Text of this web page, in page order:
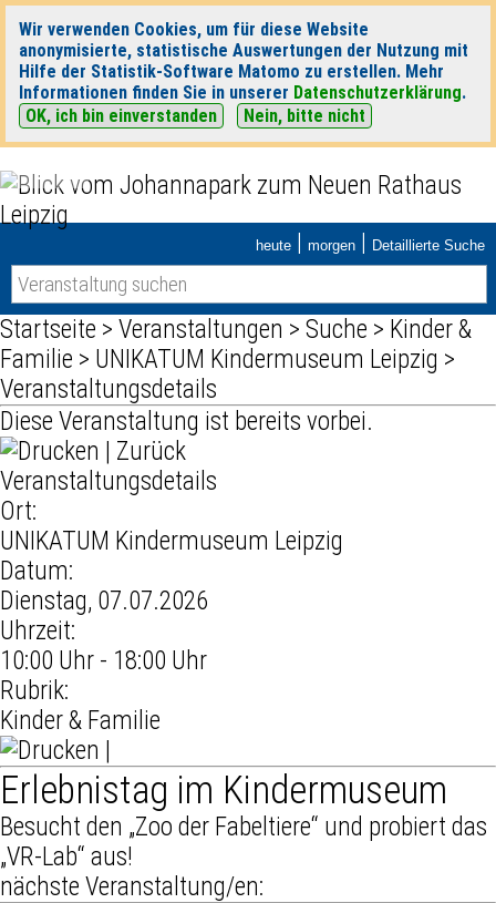
Wir verwenden Cookies, um für diese Website
anonymisierte, statistische Auswertungen der Nutzung mit
Hilfe der Statistik-Software Matomo zu erstellen. Mehr
Informationen finden Sie in unserer Datenschutzerklärung.
OK, ich bin einverstanden
Nein, bitte nicht
heute | morgen | Detaillierte Suche
Startseite > Veranstaltungen > Suche > Kinder &
Familie > UNIKATUM Kindermuseum Leipzig >
Veranstaltungsdetails
Diese Veranstaltung ist bereits vorbei.
Zurück
Veranstaltungsdetails
Ort:
UNIKATUM Kindermuseum Leipzig
Datum:
Dienstag, 07.07.2026
Uhrzeit:
10:00 Uhr - 18:00 Uhr
Rubrik:
Kinder & Familie
Erlebnistag im Kindermuseum
Besucht den „Zoo der Fabeltiere“ und probiert das
„VR-Lab“ aus!
nächste Veranstaltung/en: